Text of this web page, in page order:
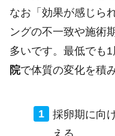
なお「効果が感じら
ングの不一致や施術
多いです。最低でも1
院で体質の変化を積
採卵期に向
える